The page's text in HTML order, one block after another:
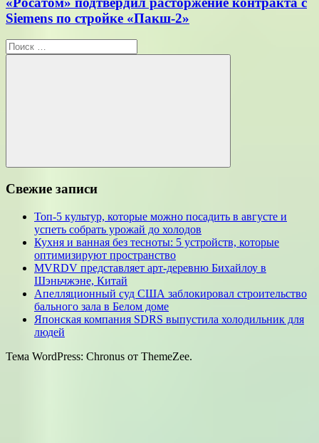
Siemens по стройке «Пакш-2»
Поиск
для:
Поиск
Свежие записи
Топ-5 культур, которые можно посадить в августе и
успеть собрать урожай до холодов
Кухня и ванная без тесноты: 5 устройств, которые
оптимизируют пространство
MVRDV представляет арт-деревню Бихайлоу в
Шэньчжэне, Китай
Апелляционный суд США заблокировал строительство
бального зала в Белом доме
Японская компания SDRS выпустила холодильник для
людей
Тема WordPress: Chronus от ThemeZee.